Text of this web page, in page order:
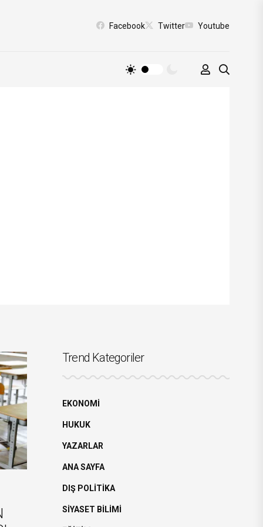
Facebook Twitter Youtube
Trend Kategoriler
EKONOMİ
HUKUK
YAZARLAR
ANA SAYFA
DIŞ POLİTİKA
SİYASET BİLİMİ